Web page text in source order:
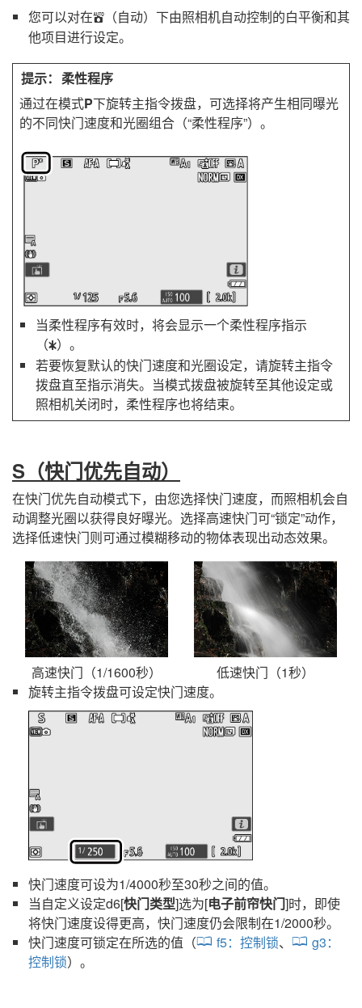
您可以对在b
（自动）下由照相机自动控制的白平衡和其
他项目进行设定。
柔性程序
通过在模式P下旋转主指令拨盘，可选择将产生相同曝光
的不同快门速度和光圈组合（“柔性程序”）。
当柔性程序有效时，将会显示一个柔性程序指示
（U）。
若要恢复默认的快门速度和光圈设定，请旋转主指令
拨盘直至指示消失。当模式拨盘被旋转至其他设定或
照相机关闭时，柔性程序也将结束。
S （快门优先自动）
在快门优先自动模式下，由您选择快门速度，而照相机会自
动调整光圈以获得良好曝光。选择高速快门可“锁定”动作，
选择低速快门则可通过模糊移动的物体表现出动态效果。
高速快门（1/1600秒）
低速快门（1秒）
旋转主指令拨盘可设定快门速度。
快门速度可设为1/4000秒至30秒之间的值。
当自定义设定d6[快门类型]选为[电子前帘快门]时，即使
将快门速度设得更高，快门速度仍会限制在1/2000秒。
快门速度可锁定在所选的值（
f5：控制锁、
g3：
控制锁）。